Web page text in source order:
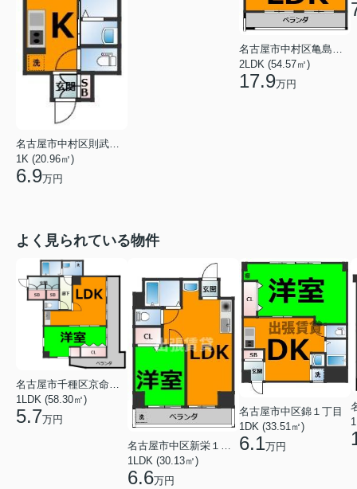
1K (20.96㎡)
6.9万円
名古屋市中村区亀島１丁目
2LDK (54.57㎡)
17.9万円
よく見られている物件
名古屋市千種区京命１丁目
1LDK (58.30㎡)
5.7万円
1LDK (30.13㎡)
6.6万円
名古屋市中区錦１丁目
1DK (33.51㎡)
6.1万円